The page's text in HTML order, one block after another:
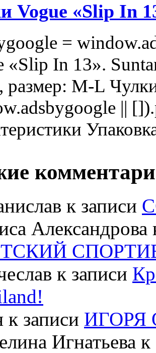
Vogue «Slip In
=
«Slip In 13».
размер: M-L
||
к записи
Александрова
к записи
к записи ИГОРЯ
Игнатьева к